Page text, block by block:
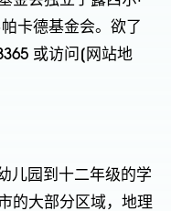
卡德基金会。欲了
或访问[网站地
儿园到十二年级的学
的大部分区域，地理